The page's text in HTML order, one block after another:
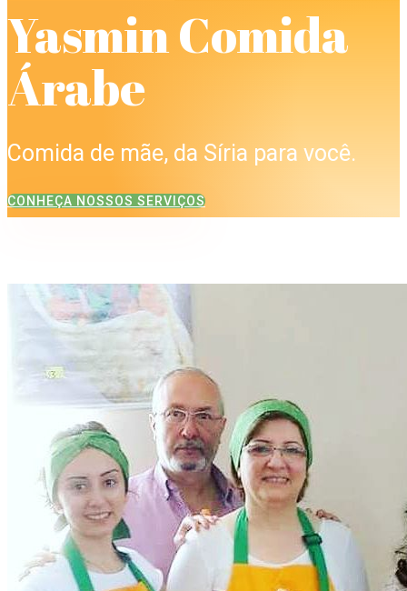
Yasmin Comida
Árabe
Comida de mãe, da Síria para você.
CONHEÇA NOSSOS SERVIÇOS